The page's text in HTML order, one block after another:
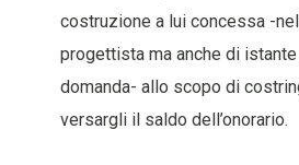
costruzione a lui concessa -
progettista ma anche di
domanda- allo scopo di
versargli il saldo dell’onorario.